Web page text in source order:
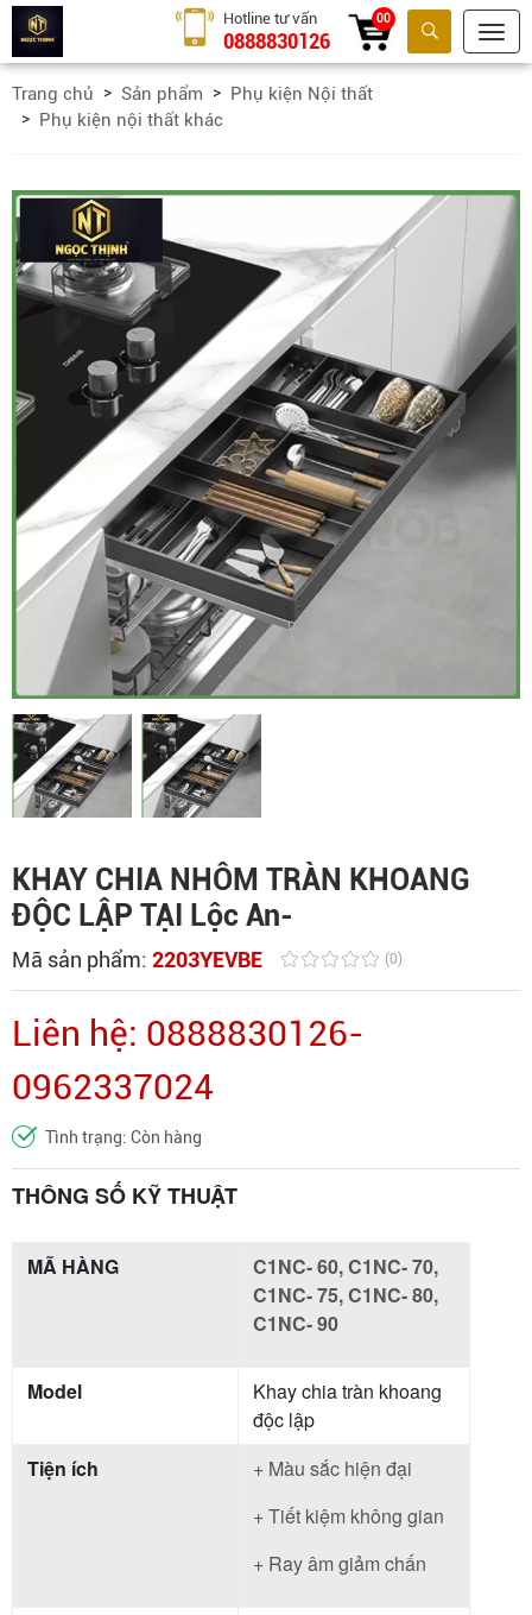
Tìm kiếm
Hotline tư vấn
0888830126
00
Trang chủ Sản phẩm
Phụ kiện Nội thất
Phụ kiện nội thất khác
KHAY CHIA NHÔM TRÀN KHOANG
ĐỘC LẬP TẠI Lộc An-
Mã sản phẩm: 2203YEVBE (0)
Liên hệ: 0888830126-
0962337024
Tình trạng: Còn hàng
THÔNG SỐ KỸ THUẬT
MÃ HÀNG
C1NC- 60, C1NC- 70,
C1NC- 75, C1NC- 80,
C1NC- 90
Model
Khay chia tràn khoang
độc lập
Tiện ích
+ Màu sắc hiện đại
+ Tiết kiệm không gian
+ Ray âm giảm chấn